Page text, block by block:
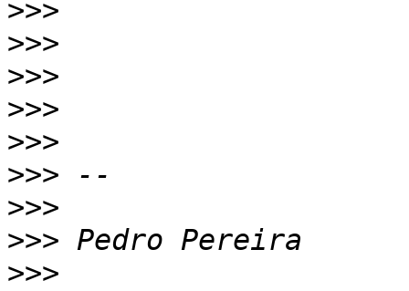
>>>
>>>
>>>
>>>
>>>
>>>
>>>
>>>
>>>